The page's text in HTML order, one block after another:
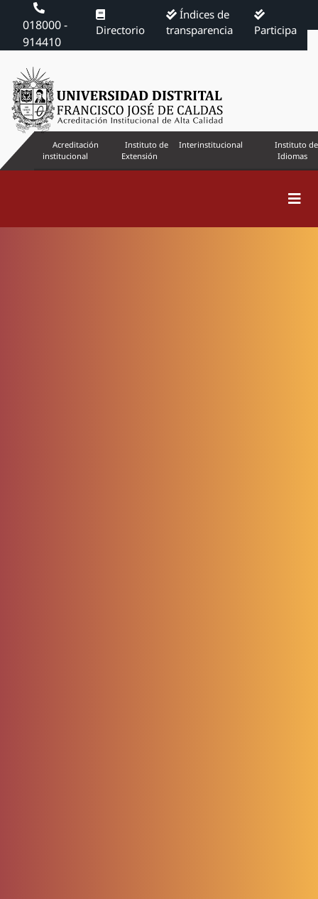
018000 -
914410
Directorio
Índices de
transparencia
Participa
Acreditación
institucional
Instituto de
Extensión
Interinstitucional
Instituto de
Idiomas